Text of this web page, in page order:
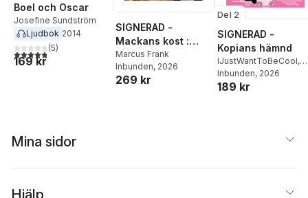
Boel och Oscar
Josefine Sundström
Ljudbok 2014
4,8utav 5 stjärnor. Totalt antal röster:
(5)
169 kr
SIGNERAD -
Mackans kost :
Middagar och
matlådor
Marcus Frank
Inbunden, 2026
269 kr
Del 2
SIGNERAD -
Kopians hämnd
IJustWantToBeCool,
Joel Adolphson
Ejdemo Beer
Inbunden, 2026
189 kr
Mina sidor
Hjälp